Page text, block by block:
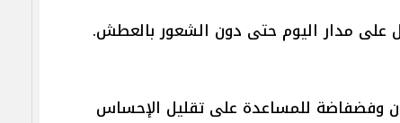
على مدار اليوم حتى دون الشعور بالعطش.
وفضفاضة للمساعدة على تقليل الإحساس